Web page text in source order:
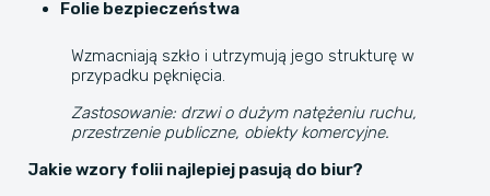
Folie bezpieczeństwa
Wzmacniają szkło i utrzymują jego strukturę w
przypadku pęknięcia.
Zastosowanie: drzwi o dużym natężeniu ruchu,
przestrzenie publiczne, obiekty komercyjne.
Jakie wzory folii najlepiej pasują do biur?